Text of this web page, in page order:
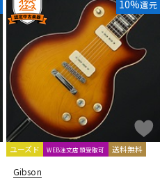
10%還元
ユーズド WEB注文店頭受取可 送料無料
Gibson